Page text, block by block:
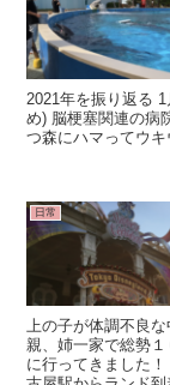
2021年を振り返る
め) 脳梗塞関連の病
つ森にハマってウ
日常
上の子が体調不良
親、姉一家で総勢
に行ってきました